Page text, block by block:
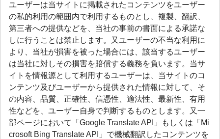
ユーザーは当サイトに掲載されたコンテンツをユーザー
の私的利用の範囲内で利用するものとし、複製、翻訳、
第三者への提供などを、当社の事前の書面による承諾な
しに行うことは禁止します。又ユーザーの不当な利用に
より、当社が損害を被った場合には、該当するユーザー
は当社に対しその損害を賠償する義務を負います。当サ
イトを情報源として利用するユーザーは、当サイトのコ
ンテンツ及びユーザーから提供された情報に対して、そ
の内容、品質、正確性、信憑性、適法性、最新性、有用
性などを、ユーザー自身で判断するものとします。又一
部ページにおいて「Google Translate API」もしくは「Mi
crosoft Bing Translate API」で機械翻訳したコンテンツを